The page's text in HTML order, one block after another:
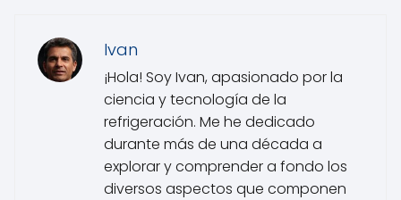
Ivan
¡Hola! Soy Ivan, apasionado por la
ciencia y tecnología de la
refrigeración. Me he dedicado
durante más de una década a
explorar y comprender a fondo los
diversos aspectos que componen